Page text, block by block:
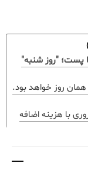
پست؛ "روز شنبه"
با هزینه اضافه